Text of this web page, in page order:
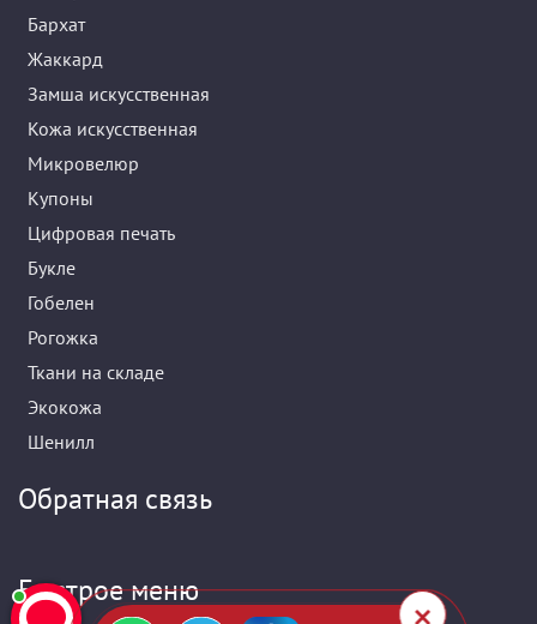
Бархат
Жаккард
Замша искусственная
Кожа искусственная
Микровелюр
Купоны
Цифровая печать
Букле
Гобелен
Рогожка
Ткани на складе
Экокожа
Шенилл
Обратная связь
Быстрое меню